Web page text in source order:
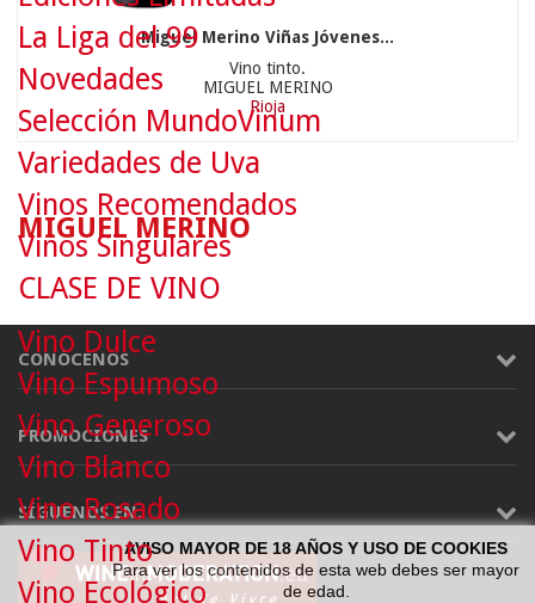
Miguel Merino Viñas Jóvenes...
Vino tinto.
MIGUEL MERINO
Rioja
MIGUEL MERINO
CONÓCENOS
PROMOCIONES
SÍGUENOS EN:
AVISO MAYOR DE 18 AÑOS Y USO DE COOKIES
Para ver los contenidos de esta web debes ser mayor
de edad.
La Liga del 99
Novedades
Selección MundoVinum
Variedades de Uva
Vinos Recomendados
Vinos Singulares
CLASE DE VINO
Vino Dulce
Vino Espumoso
Vino Generoso
Vino Blanco
Vino Rosado
Vino Tinto
Vino Ecológico